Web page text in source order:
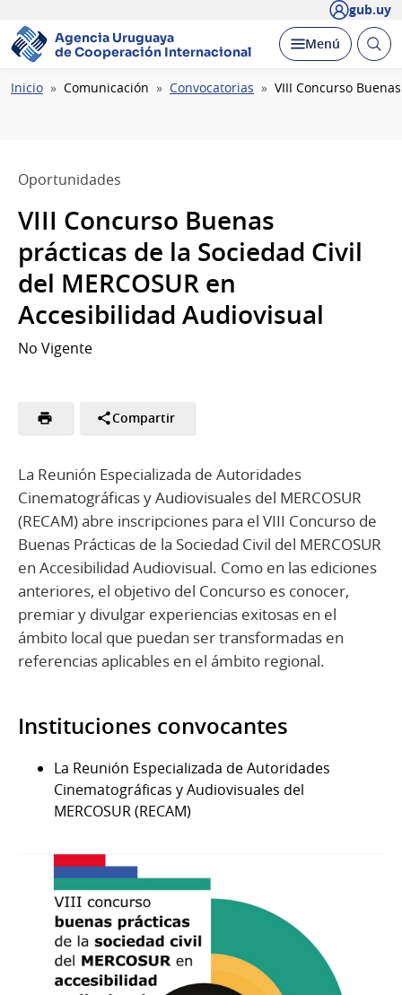
gub.uy
Agencia Uruguaya
de Cooperación Internacional
Desplegar
Menú Abrir
Ruta
Inicio Comunicación Convocatorias VIII Concurso
Oportunidades
VIII Concurso Buenas
prácticas de la Sociedad Civil
del MERCOSUR en
Accesibilidad Audiovisual
No Vigente
Compartir
La Reunión Especializada de Autoridades
Cinematográficas y Audiovisuales del MERCOSUR
(RECAM) abre inscripciones para el VIII Concurso de
Buenas Prácticas de la Sociedad Civil del MERCOSUR
en Accesibilidad Audiovisual. Como en las ediciones
anteriores, el objetivo del Concurso es conocer,
premiar y divulgar experiencias exitosas en el
ámbito local que puedan ser transformadas en
referencias aplicables en el ámbito regional.
Instituciones convocantes
La Reunión Especializada de Autoridades
Cinematográficas y Audiovisuales del
MERCOSUR (RECAM)